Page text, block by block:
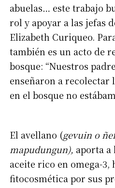
abuelas… este trabajo
rol y apoyar a las jefas
Elizabeth Curiqueo.
también es un acto de
bosque: “Nuestros
enseñaron a recolectar
en el bosque no
El avellano (gevuin o
mapudungun), aporta a
aceite rico en omega-3,
fitocosmética por sus